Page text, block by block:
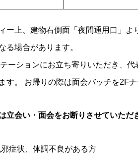
ー上、建物右側面「夜間通用口」
る場合があります。
ーションにお立ち寄りいただき、
す。 お帰りの際は面会バッチを2F
立会い・面会をお断りさせていただ
症状、体調不良がある方